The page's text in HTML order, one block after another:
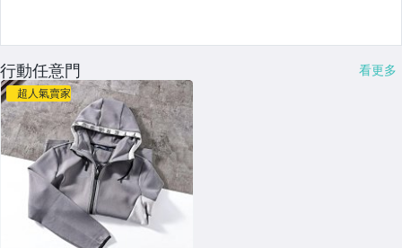
行動任意門 看更多
超人氣賣家